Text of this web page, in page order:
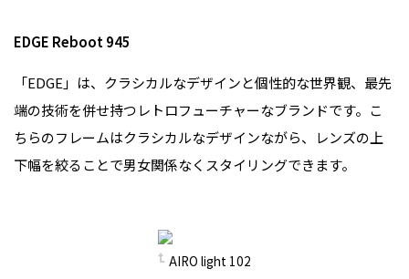
EDGE Reboot 945
「EDGE」は、クラシカルなデザインと個性的な世界観、最先
端の技術を併せ持つレトロフューチャーなブランドです。こ
ちらのフレームはクラシカルなデザインながら、レンズの上
下幅を絞ることで男女関係なくスタイリングできます。
AIRO light 102